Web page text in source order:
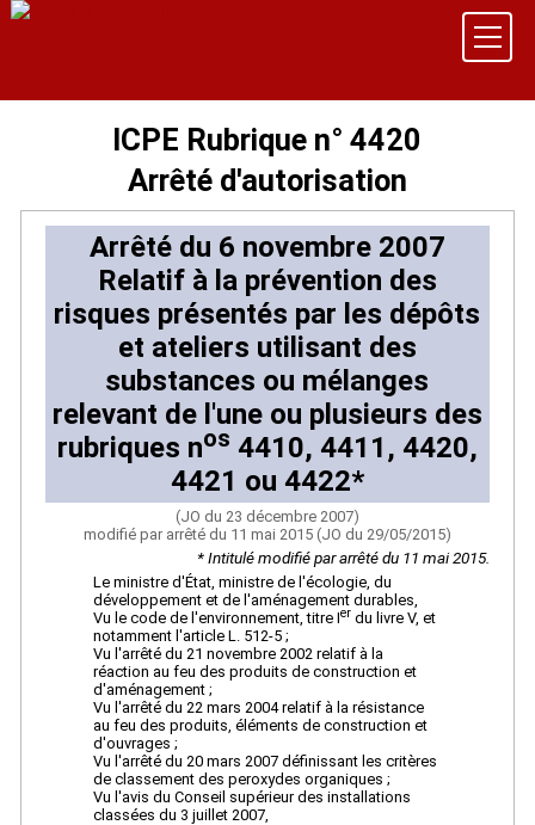
ICPE Rubrique n° 4420
Arrêté d'autorisation
Arrêté du 6 novembre 2007
Relatif à la prévention des
risques présentés par les dépôts
et ateliers utilisant des
substances ou mélanges
relevant de l'une ou plusieurs des
rubriques nos 4410, 4411, 4420,
4421 ou 4422*
(JO du 23 décembre 2007)
modifié par arrêté du 11 mai 2015 (JO du 29/05/2015)
* Intitulé modifié par arrêté du 11 mai 2015.
Le ministre d'État, ministre de l'écologie, du
développement et de l'aménagement durables,
Vu le code de l'environnement, titre Ierdu livre V, et
notamment l'article L. 512-5 ;
Vu l'arrêté du 21 novembre 2002 relatif à la
réaction au feu des produits de construction et
d'aménagement ;
Vu l'arrêté du 22 mars 2004 relatif à la résistance
au feu des produits, éléments de construction et
d'ouvrages ;
Vu l'arrêté du 20 mars 2007 définissant les critères
de classement des peroxydes organiques ;
Vu l'avis du Conseil supérieur des installations
classées du 3 juillet 2007,